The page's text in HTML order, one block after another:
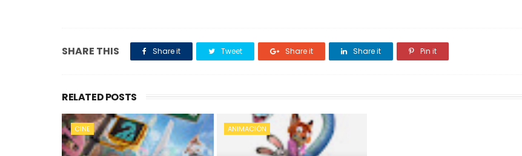
SHARE THIS Share it Tweet Share it Share it Pin it
RELATED POSTS
CINE ANIMACIÓN